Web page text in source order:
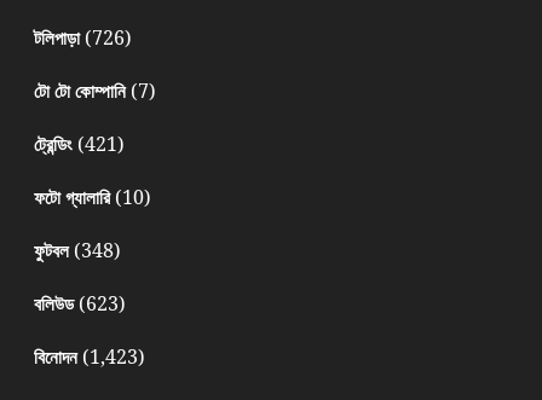
টলিপাড়া(726)
টো টো কোম্পানি(7)
ট্রেন্ডিং(421)
ফটো গ্যালারি(10)
ফুটবল(348)
বলিউড(623)
বিনোদন(1,423)